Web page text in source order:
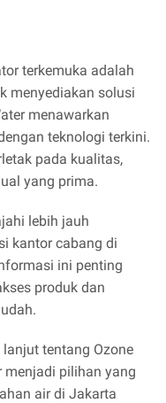
terkemuka adalah
menyediakan solusi
menawarkan
teknologi terkini.
pada kualitas,
yang prima.
lebih jauh
kantor cabang di
ini penting
produk dan
tentang Ozone
menjadi pilihan yang
air di Jakarta